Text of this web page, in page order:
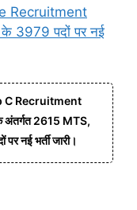
Recruitment
के 3979 पदों पर नई
C Recruitment
अंतर्गत 2615 MTS,
नई भर्ती जारी।